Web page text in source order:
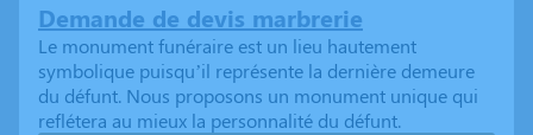
Demande de devis marbrerie
Le monument funéraire est un lieu hautement
symbolique puisqu’il représente la dernière demeure
du défunt. Nous proposons un monument unique qui
reflétera au mieux la personnalité du défunt.